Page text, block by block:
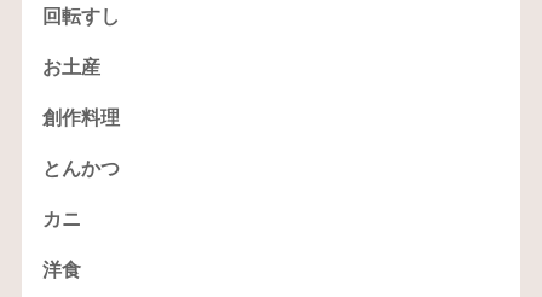
回転すし
お土産
創作料理
とんかつ
カニ
洋食